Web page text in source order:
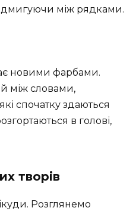
між рядками.
новими фарбами.
між словами,
спочатку здаються
в голові,
творів
Розглянемо